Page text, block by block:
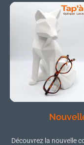
Découvrez la nouvelle